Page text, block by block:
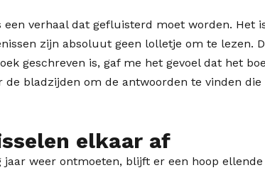
verhaal dat gefluisterd moet worden. Het
zijn absoluut geen lolletje om te lezen.
geschreven is, gaf me het gevoel dat het
bladzijden om de antwoorden te vinden
elkaar af
weer ontmoeten, blijft er een hoop